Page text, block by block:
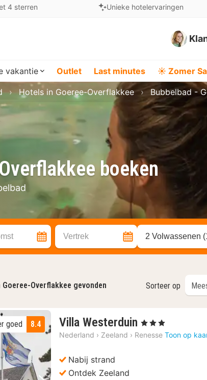
4 sterren Unieke hotelervaringen
vakantie Outlet Last minutes ☀️ Zomer
boeken
Hotels in Goeree-Overflakkee Bubbelbad -
Vertrek 2 Volwassenen
Overflakkee gevonden Sorteer op
8.4
goed Villa Westerduin 1
nacht
, 3 Sterren
Nederland › Zeeland › Renesse Toon op
Nabij strand
Ontdek Zeeland